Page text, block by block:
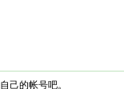
己的帐号吧。